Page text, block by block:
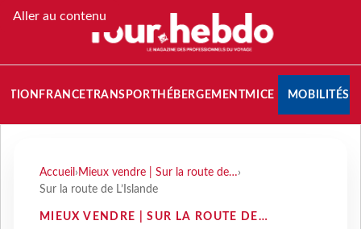
Aller au contenu
FRANCETRANSPORT HÉBERGEMENTMICE MOBILITÉS
Accueil › Mieux vendre | Sur la route de…›
Sur la route de L’Islande
MIEUX VENDRE | SUR LA ROUTE DE…